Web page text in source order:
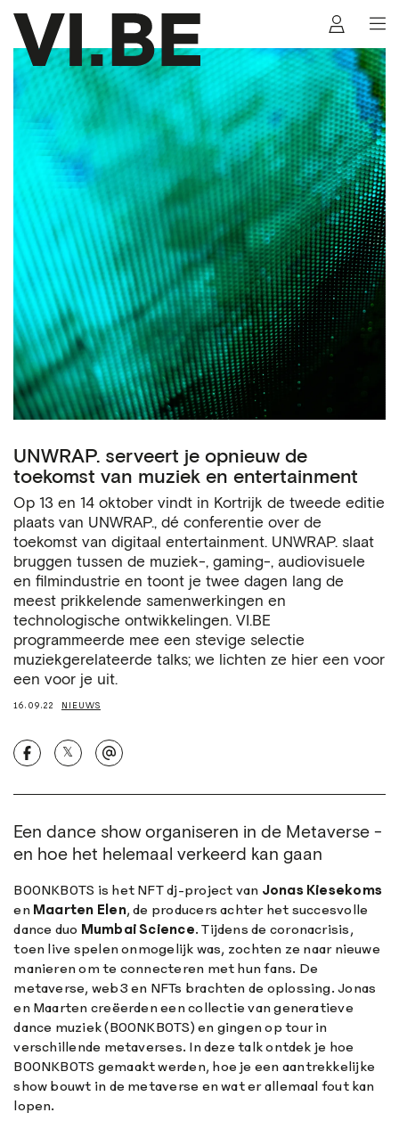
UNWRAP. serveert je opnieuw de
toekomst van muziek en entertainment
Op 13 en 14 oktober vindt in Kortrijk de tweede editie
plaats van UNWRAP., dé conferentie over de
toekomst van digitaal entertainment. UNWRAP. slaat
bruggen tussen de muziek-, gaming-, audiovisuele
en filmindustrie en toont je twee dagen lang de
meest prikkelende samenwerkingen en
technologische ontwikkelingen. VI.BE
programmeerde mee een stevige selectie
muziekgerelateerde talks; we lichten ze hier een voor
een voor je uit.
16.09.22 NIEUWS
𝕏
Een dance show organiseren in de Metaverse -
en hoe het helemaal verkeerd kan gaan
B00NKB0TS is het NFT dj-project van Jonas Kiesekoms
en Maarten Elen, de producers achter het succesvolle
dance duo Mumbai Science. Tijdens de coronacrisis,
toen live spelen onmogelijk was, zochten ze naar nieuwe
manieren om te connecteren met hun fans. De
metaverse, web3 en NFTs brachten de oplossing. Jonas
en Maarten creëerden een collectie van generatieve
dance muziek (B00NKB0TS) en gingen op tour in
verschillende metaverses. In deze talk ontdek je hoe
B00NKB0TS gemaakt werden, hoe je een aantrekkelijke
show bouwt in de metaverse en wat er allemaal fout kan
lopen.